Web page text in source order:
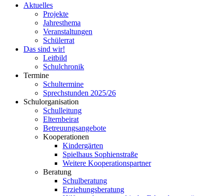
Aktuelles
Projekte
Jahresthema
Veranstaltungen
Schülerrat
Das sind wir!
Leitbild
Schulchronik
Termine
Schultermine
Sprechstunden 2025/26
Schulorganisation
Schulleitung
Elternbeirat
Betreuungsangebote
Kooperationen
Kindergärten
Spielhaus Sophienstraße
Weitere Kooperationspartner
Beratung
Schulberatung
Erziehungsberatung